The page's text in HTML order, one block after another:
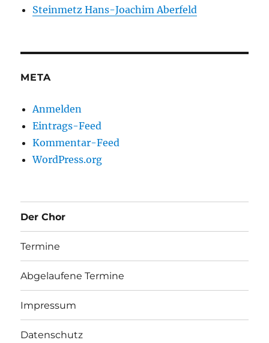
Steinmetz Hans-Joachim Aberfeld
META
Anmelden
Eintrags-Feed
Kommentar-Feed
WordPress.org
Der Chor
Termine
Abgelaufene Termine
Impressum
Datenschutz